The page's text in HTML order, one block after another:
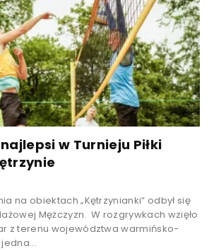
w Turnieju Piłki
na obiektach „Kętrzynianki” odbył się
Mężczyzn. W rozgrywkach wzięło
z terenu województwa warmińsko-